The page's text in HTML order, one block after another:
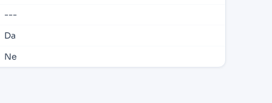
---
Da
Ne